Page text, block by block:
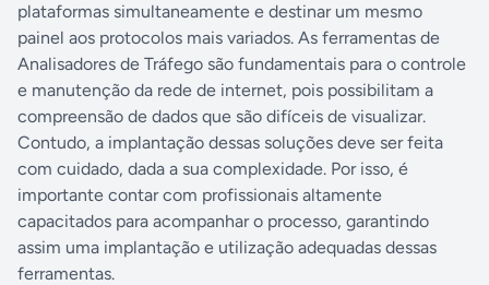
plataformas simultaneamente e destinar um mesmo
painel aos protocolos mais variados. As ferramentas de
Analisadores de Tráfego são fundamentais para o controle
e manutenção da rede de internet, pois possibilitam a
compreensão de dados que são difíceis de visualizar.
Contudo, a implantação dessas soluções deve ser feita
com cuidado, dada a sua complexidade. Por isso, é
importante contar com profissionais altamente
capacitados para acompanhar o processo, garantindo
assim uma implantação e utilização adequadas dessas
ferramentas.